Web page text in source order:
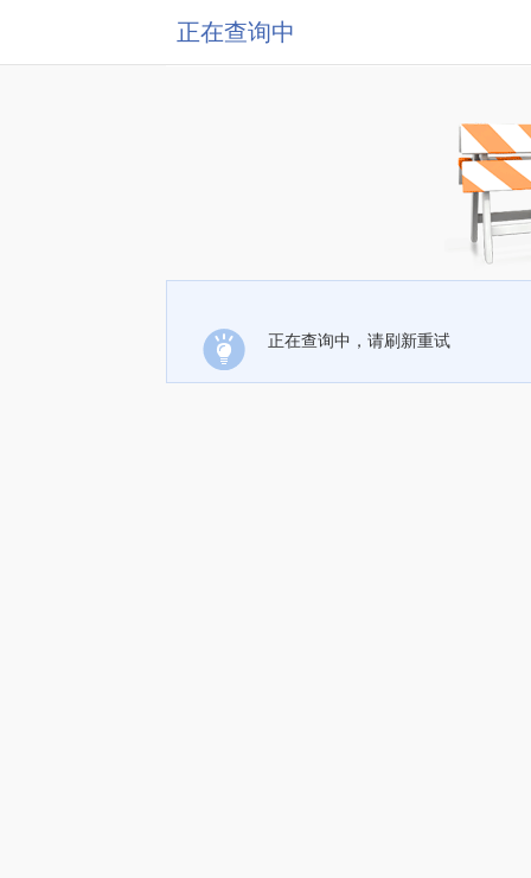
正在查询中
正在查询中，请刷新重试